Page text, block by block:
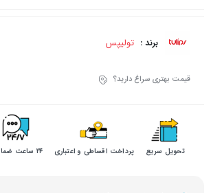
برند : تولیپس
قیمت بهتری سراغ دارید؟
تحویل سریع پرداخت اقساطی و اعتباری ۲۴ ساعت ضمانت